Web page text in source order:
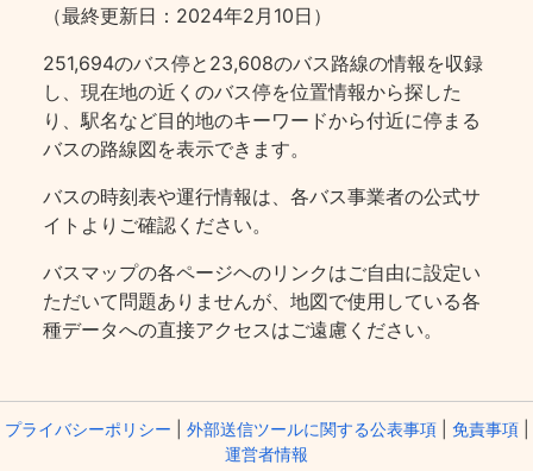
（最終更新日：2024年2月10日）
251,694のバス停と23,608のバス路線の情報を収録
し、現在地の近くのバス停を位置情報から探した
り、駅名など目的地のキーワードから付近に停まる
バスの路線図を表示できます。
バスの時刻表や運行情報は、各バス事業者の公式サ
イトよりご確認ください。
バスマップの各ページヘのリンクはご自由に設定い
ただいて問題ありませんが、地図で使用している各
種データへの直接アクセスはご遠慮ください。
プライバシーポリシー 外部送信ツールに関する公表事項| 免責事項|
運営者情報